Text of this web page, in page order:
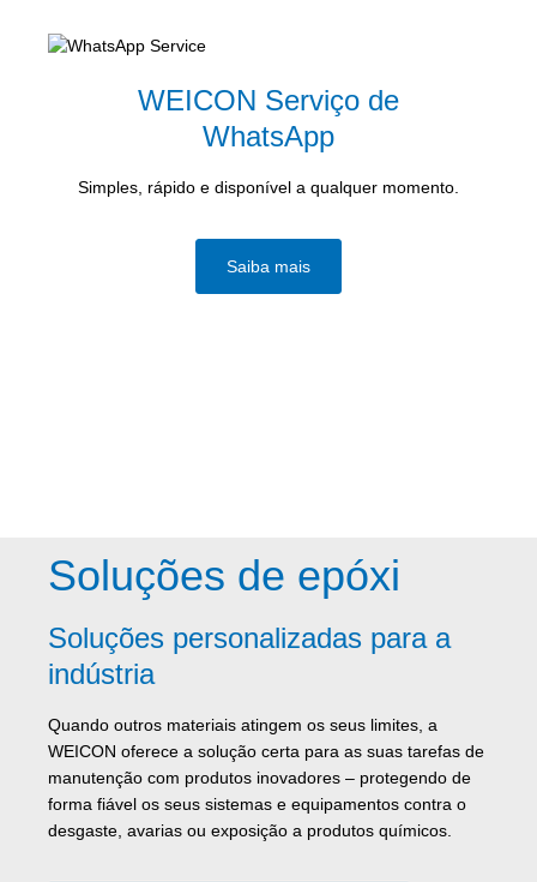
WEICON Serviço de
WhatsApp
Simples, rápido e disponível a qualquer momento.
Saiba mais
Soluções de epóxi
Soluções personalizadas para a
indústria
Quando outros materiais atingem os seus limites, a
WEICON oferece a solução certa para as suas tarefas de
manutenção com produtos inovadores – protegendo de
forma fiável os seus sistemas e equipamentos contra o
desgaste, avarias ou exposição a produtos químicos.